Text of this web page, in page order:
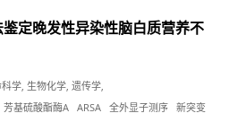
定晚发性异染性脑白质营养不
学 生物化学 遗传学
芳基硫酸酯酶A ARSA 全外显子测序 新突变